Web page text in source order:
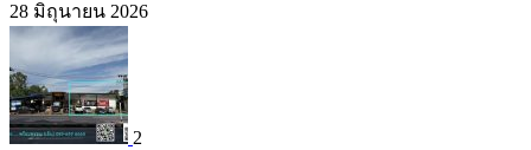
28 มิถุนายน 2026
2